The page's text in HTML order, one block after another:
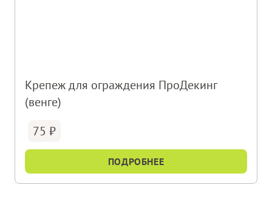
Крепеж для ограждения ПроДекинг
(венге)
75
ПОДРОБНЕЕ